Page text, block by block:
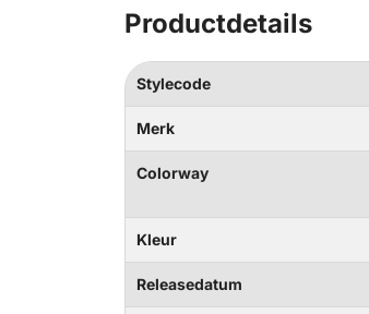
Productdetails
Stylecode
Merk
Colorway
Kleur
Releasedatum